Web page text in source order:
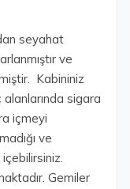
seyahat
ve
Kabininiz
sigara
içmeyi
ve
Gemiler